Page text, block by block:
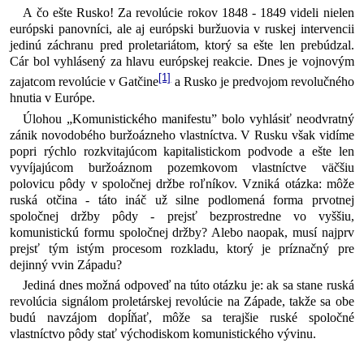
A čo ešte Rusko! Za revolúcie rokov 1848 - 1849 videli nielen
európski panovníci, ale aj európski buržuovia v ruskej intervencii
jedinú záchranu pred proletariátom, ktorý sa ešte len prebúdzal.
Cár bol vyhlásený za hlavu európskej reakcie. Dnes je vojnovým
zajatcom revolúcie v Gatčine[1]a Rusko je predvojom revolučného
hnutia v Európe.
Úlohou „Komunistického manifestu” bolo vyhlásiť neodvratný
zánik novodobého buržoázneho vlastníctva. V Rusku však vidíme
popri rýchlo rozkvitajúcom kapitalistickom podvode a ešte len
vyvíjajúcom buržoáznom pozemkovom vlastníctve väčšiu
polovicu pôdy v spoločnej držbe roľníkov. Vzniká otázka: môže
ruská otčina - táto ináč už silne podlomená forma prvotnej
spoločnej držby pôdy - prejsť bezprostredne vo vyššiu,
komunistickú formu spoločnej držby? Alebo naopak, musí najprv
prejsť tým istým procesom rozkladu, ktorý je príznačný pre
dejinný vvin Západu?
Jediná dnes možná odpoveď na túto otázku je: ak sa stane ruská
revolúcia signálom proletárskej revolúcie na Západe, takže sa obe
budú navzájom dopĺňať, môže sa terajšie ruské spoločné
vlastníctvo pôdy stať východiskom komunistického vývinu.